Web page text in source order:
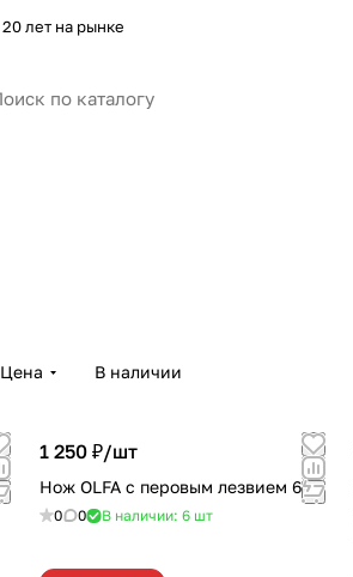
20 лет на рынке
Цена В наличии
1 250 ₽/шт
Нож OLFA с перовым лезвием 6мм
0 0 В наличии: 6 шт